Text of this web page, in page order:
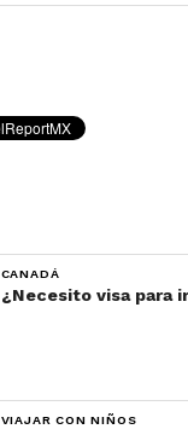
CANADÁ
¿Necesito visa para ir
VIAJAR CON NIÑOS